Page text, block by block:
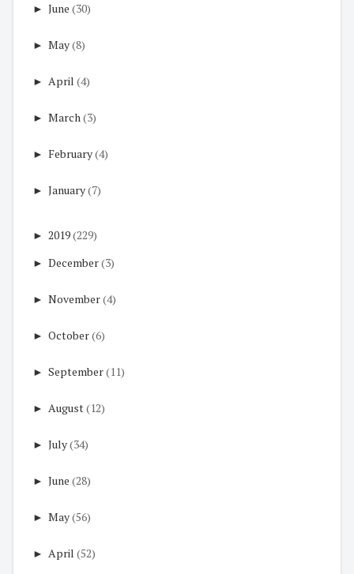
► June (30)
► May(8)
► April (4)
► March(3)
► February(4)
► January(7)
► 2019(229)
► December(3)
► November(4)
► October(6)
► September(11)
► August(12)
► July(34)
► June (28)
► May(56)
► April (52)